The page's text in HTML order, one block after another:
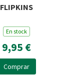
FLIPKINS
En stock
9,95 €
Comprar